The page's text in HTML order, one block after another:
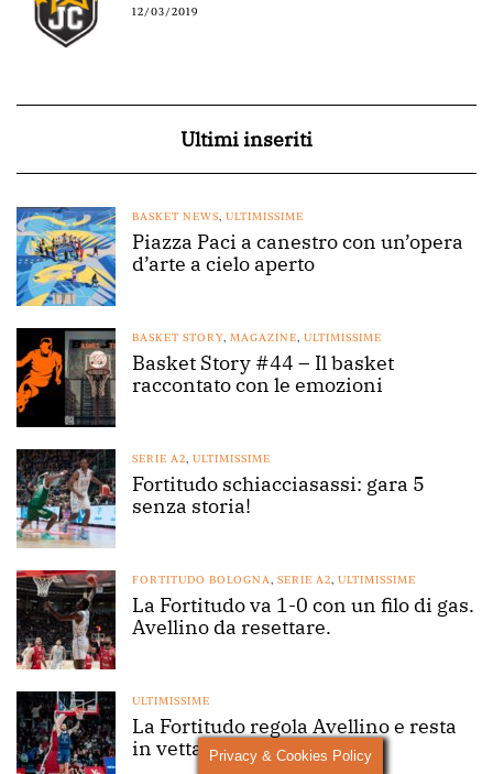
12/03/2019
Ultimi inseriti
BASKET NEWS, ULTIMISSIME
Piazza Paci a canestro con un’opera
d’arte a cielo aperto
BASKET STORY, MAGAZINE, ULTIMISSIME
Basket Story #44 – Il basket
raccontato con le emozioni
SERIE A2, ULTIMISSIME
Fortitudo schiacciasassi: gara 5
senza storia!
FORTITUDO BOLOGNA, SERIE A2, ULTIMISSIME
La Fortitudo va 1-0 con un filo di gas.
Avellino da resettare.
ULTIMISSIME
La Fortitudo regola Avellino e resta
in vetta
Privacy & Cookies Policy